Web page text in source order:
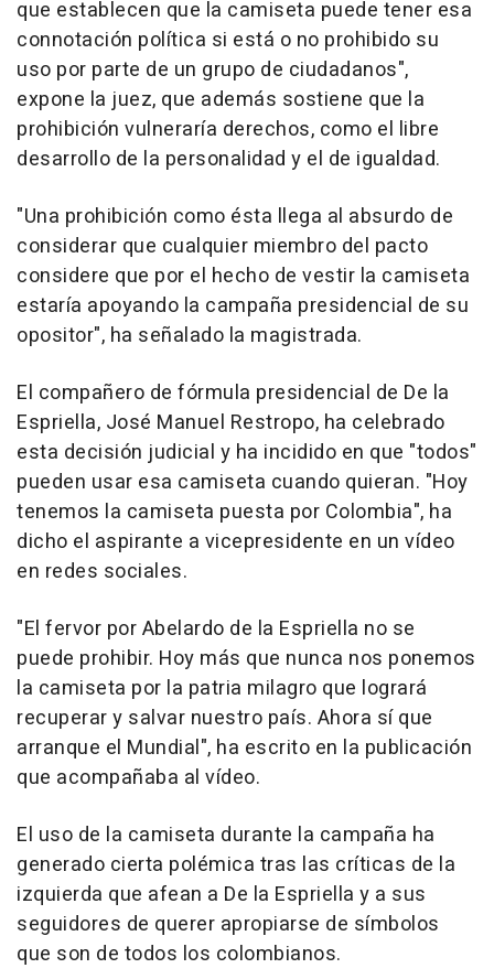
que establecen que la camiseta puede tener esa
connotación política si está o no prohibido su
uso por parte de un grupo de ciudadanos",
expone la juez, que además sostiene que la
prohibición vulneraría derechos, como el libre
desarrollo de la personalidad y el de igualdad.
"Una prohibición como ésta llega al absurdo de
considerar que cualquier miembro del pacto
considere que por el hecho de vestir la camiseta
estaría apoyando la campaña presidencial de su
opositor", ha señalado la magistrada.
El compañero de fórmula presidencial de De la
Espriella, José Manuel Restropo, ha celebrado
esta decisión judicial y ha incidido en que "todos"
pueden usar esa camiseta cuando quieran. "Hoy
tenemos la camiseta puesta por Colombia", ha
dicho el aspirante a vicepresidente en un vídeo
en redes sociales.
"El fervor por Abelardo de la Espriella no se
puede prohibir. Hoy más que nunca nos ponemos
la camiseta por la patria milagro que logrará
recuperar y salvar nuestro país. Ahora sí que
arranque el Mundial", ha escrito en la publicación
que acompañaba al vídeo.
El uso de la camiseta durante la campaña ha
generado cierta polémica tras las críticas de la
izquierda que afean a De la Espriella y a sus
seguidores de querer apropiarse de símbolos
que son de todos los colombianos.